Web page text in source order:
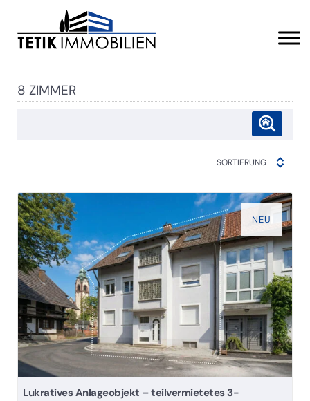
8 ZIMMER
SORTIERUNG
NEU
Lukratives Anlageobjekt – teilvermietetes 3-